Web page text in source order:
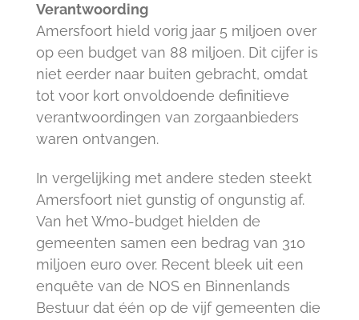
Verantwoording
Amersfoort hield vorig jaar 5 miljoen over
op een budget van 88 miljoen. Dit cijfer is
niet eerder naar buiten gebracht, omdat
tot voor kort onvoldoende definitieve
verantwoordingen van zorgaanbieders
waren ontvangen.
In vergelijking met andere steden steekt
Amersfoort niet gunstig of ongunstig af.
Van het Wmo-budget hielden de
gemeenten samen een bedrag van 310
miljoen euro over. Recent bleek uit een
enquête van de NOS en Binnenlands
Bestuur dat één op de vijf gemeenten die